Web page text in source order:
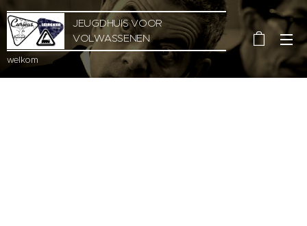
JEUGDHUIS VOOR
VOLWASSENEN
welkom